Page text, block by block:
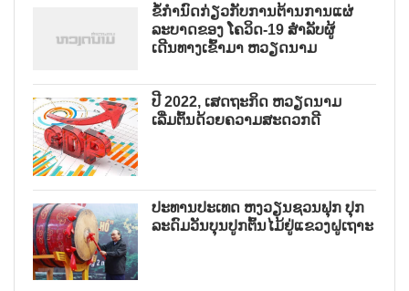
ຂໍ້ກຳນົດກ່ຽວກັບການຕ້ານການແຜ່
ລະບາດຂອງ ໂຄວິດ-19 ສຳລັບຜູ້
ເດີນທາງເຂົ້າມາ ຫວຽດນາມ
ປີ 2022, ເສດຖະກິດ ຫວຽດນາມ
ເລີ່ມຕົ້ນດ້ວຍຄວາມສະດວກດີ
ປະທານປະເທດ ຫງວຽນຊວນຟຸກ ປຸກ
ລະດົມວັນບຸນປູກຕົ້ນໄມ້ຢູ່ແຂວງຝູເຖາະ